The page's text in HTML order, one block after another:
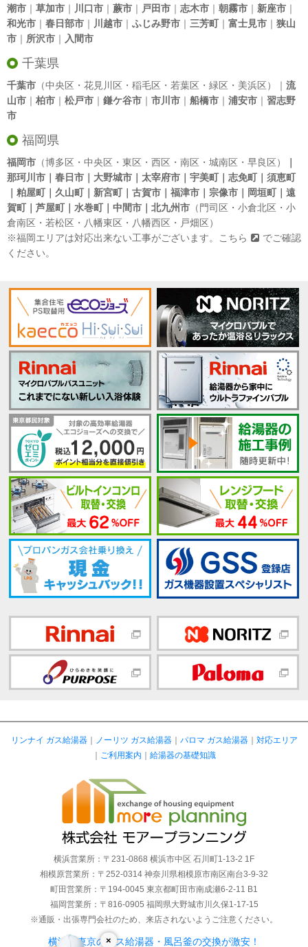
潮市 ｜ 草加市 ｜ 川口市 ｜ 蕨市 ｜ 戸田市 ｜ 志木市 ｜ 朝霧市 ｜ 新座市 ｜
和光市 ｜ 春日部市 ｜ 川越市 ｜ ふじみ野市 ｜ 三芳町｜ 富士見市 ｜ 狭山
市 ｜ 所沢市 ｜ 入間市
千葉県
千葉市 （中央区・花見川区・稲毛区・若葉区・緑区・美浜区）｜ 流
山市 ｜ 柏市 ｜ 松戸市 ｜ 鎌ケ谷市 ｜ 市川市 ｜ 船橋市 ｜ 浦安市 ｜ 習志野
市
福岡県
福岡市 （博多区・中央区・東区・西区・南区・城南区・早良区）
那珂川市｜春日市｜大野城市｜太宰府市｜宇美町｜志免町｜須恵町
｜粕屋町｜久山町｜新宮町｜古賀市｜福津市｜宗像市｜岡垣町｜遠
賀町｜芦屋町｜水巻町｜中間市｜北九州市 （門司区・小倉北区・小
倉南区・若松区・八幡東区・八幡西区・戸畑区）
※福岡エリアは対応出来ない工事がございます。
こちら
でご確認
ください。
×
リンナイ ガス給湯器｜ ノーリツ ガス給湯器｜ パロマ ガス給湯器｜ 対応エリア
｜ ご利用案内 ｜ 給湯器の基礎知識
横浜営業所：〒231-0868 横浜市中区 石川町1-13-2 1F
相模原営業所：〒252-0314 神奈川県相模原市南区南台3-9-32
町田営業所：〒194-0045 東京都町田市南成瀬6-2-11 B1
福岡営業所：〒816-0905 福岡県大野城市川久保1-17-15
※通販・出張専門会社のため、来店されないようご注意ください。
横浜・東京のガス給湯器・風呂釜の交換が激安！